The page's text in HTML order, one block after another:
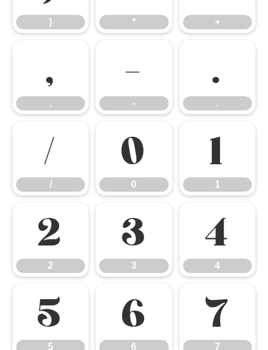
) * +
,
,
-
-
.
.
/
/
0
0
1
1
2
2
3
3
4
4
5
5
6
6
7
7